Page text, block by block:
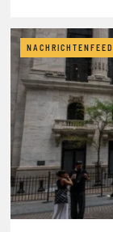
NACHRICHTENFEED